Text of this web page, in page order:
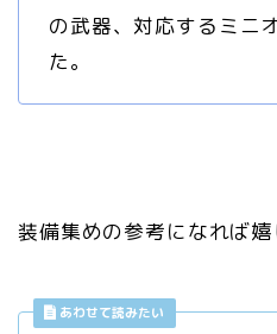
の武器、対応するミニ
た。
装備集めの参考になれば